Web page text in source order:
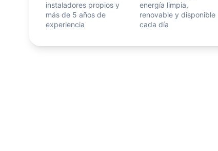
instaladores propios y
más de 5 años de
experiencia
energía limpia,
renovable y disponible
cada día